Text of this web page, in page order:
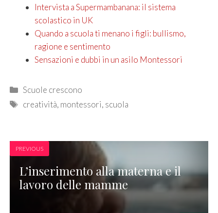
Intervista a Supermambanana: il sistema
scolastico in UK
Quando a scuola ti menano i figli: bullismo,
ragione e sentimento
Sensazioni e dubbi in un asilo Montessori
Categories
Scuole crescono
Tags
creatività, montessori, scuola
PREVIOUS
L’inserimento alla materna e il
lavoro delle mamme